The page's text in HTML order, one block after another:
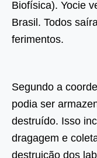
Biofísica). Yocie
Brasil. Todos
ferimentos.
Segundo a
podia ser
destruído. Isso
dragagem e
destruição dos